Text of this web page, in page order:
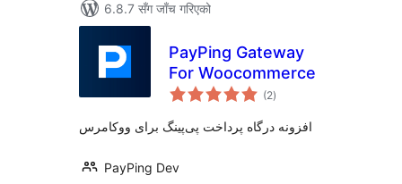
6.8.7 सँग जाँच गरिएको
PayPing Gateway
For Woocommerce
(2कुल
रेटिङ्गहरू
)
افزونه درگاه پرداخت پی‌پینگ برای ووکامرس
PayPing Dev